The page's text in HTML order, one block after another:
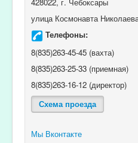
428022, г. Чебоксары
улица Космонавта
Телефоны:
8(835)263-45-45 (вахта)
8(835)263-25-33 (приемная)
8(835)263-16-12 (директор)
Схема проезда
Мы Вконтакте